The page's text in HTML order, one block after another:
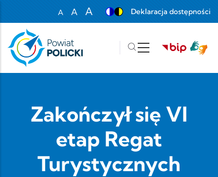
A
Set font size to 100%
A
A
Deklaracja dostępności
Zakończył się VI
etap Regat
Turystycznych